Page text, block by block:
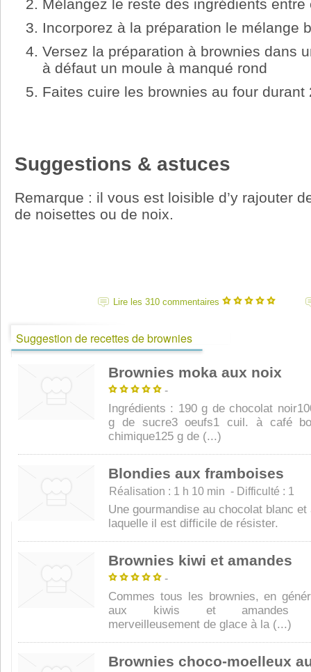
Mélangez le reste des ingrédients entre
Incorporez à la préparation le mélange
Versez la préparation à brownies dans
à défaut un moule à manqué rond
Faites cuire les brownies au four
Suggestions & astuces
Remarque : il vous est loisible d’y rajouter
de noisettes ou de noix.
Lire les 310 commentaires
Suggestion de recettes de brownies
Brownies moka aux noix
-
Ingrédients : 190 g de chocolat
g de sucre3 oeufs1 cuil. à café
chimique125 g de (...)
Blondies aux framboises
Réalisation : 1 h 10 min - Difficulté : 1
Une gourmandise au chocolat blanc
laquelle il est difficile de résister.
Brownies kiwi et amandes
-
Commes tous les brownies, en
aux kiwis et amandes
merveilleusement de glace à la (...)
Brownies choco-moelleux